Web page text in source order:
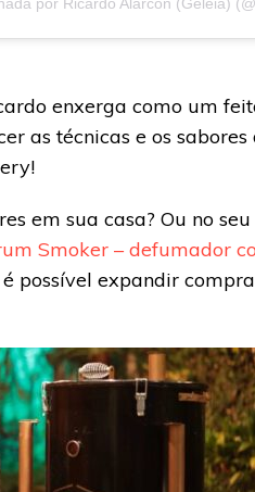
enxerga como um
as técnicas e os
em sua casa? Ou no
Smoker – defumador
possível expandir